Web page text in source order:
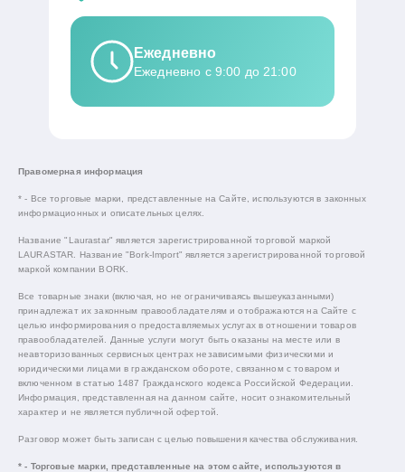
Ежедневно
Ежедневно с 9:00 до 21:00
Правомерная информация
* - Все торговые марки, представленные на Сайте, используются в законных
информационных и описательных целях.
Название "Laurastar" является зарегистрированной торговой маркой
LAURASTAR. Название "Bork-Import" является зарегистрированной торговой
маркой компании BORK.
Все товарные знаки (включая, но не ограничиваясь вышеуказанными)
принадлежат их законным правообладателям и отображаются на Сайте с
целью информирования о предоставляемых услугах в отношении товаров
правообладателей. Данные услуги могут быть оказаны на месте или в
неавторизованных сервисных центрах независимыми физическими и
юридическими лицами в гражданском обороте, связанном с товаром и
включенном в статью 1487 Гражданского кодекса Российской Федерации.
Информация, представленная на данном сайте, носит ознакомительный
характер и не является публичной офертой.
Разговор может быть записан с целью повышения качества обслуживания.
* - Торговые марки, представленные на этом сайте, используются в